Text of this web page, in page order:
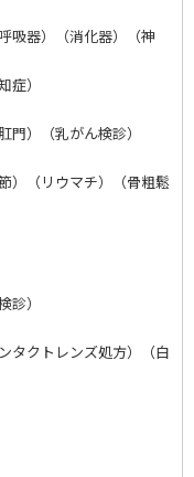
吸器）（消化器）（神
）
）（乳がん検診）
）（リウマチ）（骨粗鬆
）
タクトレンズ処方）（白